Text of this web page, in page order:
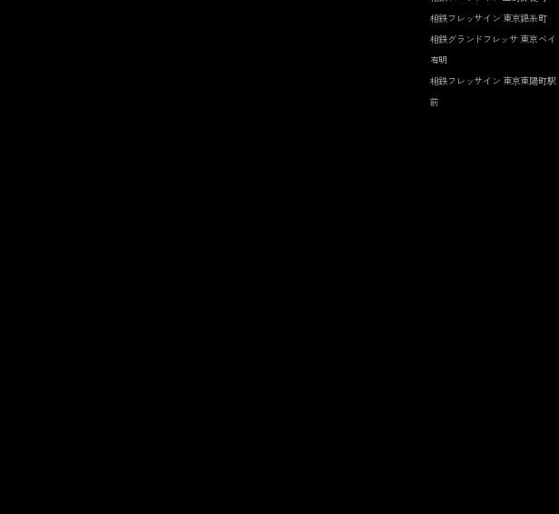
相鉄フレッサイン 東京錦糸町
相鉄グランドフレッサ 東京ベイ
有明
相鉄フレッサイン 東京東陽町駅
前